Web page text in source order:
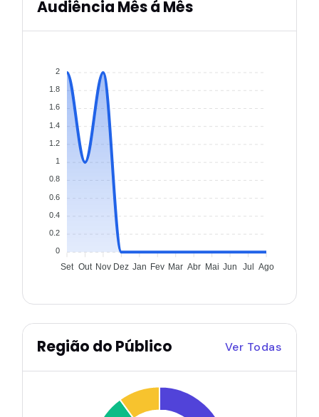
Audiência Mês á Mês
2
1.8
1.6
1.4
1.2
1
0.8
0.6
0.4
0.2
0
Set Out Nov Dez Jan Fev Mar Abr Mai Jun Jul Ago
Região do Público Ver Todas